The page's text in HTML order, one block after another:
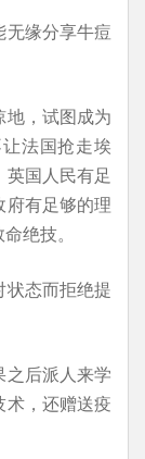
缘分享牛痘
地，试图成为
法国抢走埃
国人民有足
有足够的理
绝技。
状态而拒绝提
后派人来学
术，还赠送疫